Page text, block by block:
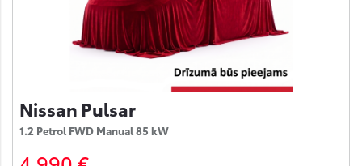
Nissan Pulsar
1.2 Petrol FWD Manual 85 kW